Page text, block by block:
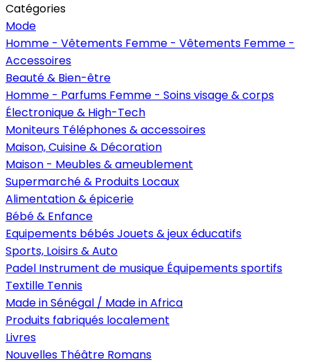
Catégories
Mode
Homme - Vêtements Femme - Vêtements Femme -
Accessoires
Beauté & Bien-être
Homme - Parfums Femme - Soins visage & corps
Électronique & High-Tech
Moniteurs Téléphones & accessoires
Maison, Cuisine & Décoration
Maison - Meubles & ameublement
Supermarché & Produits Locaux
Alimentation & épicerie
Bébé & Enfance
Equipements bébésJouets & jeux éducatifs
Sports, Loisirs & Auto
Padel Instrument de musique Équipements sportifs
Textille Tennis
Made in Sénégal / Made in Africa
Produits fabriqués localement
Livres
Nouvelles Théâtre Romans